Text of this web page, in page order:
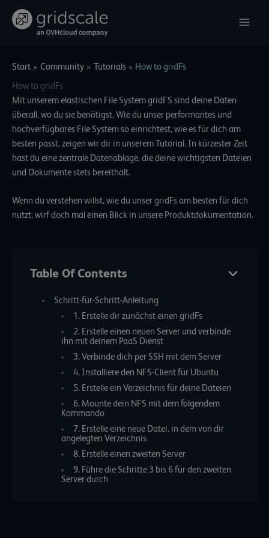
Inhalt
Start Community Tutorials
How to gridFs
How to gridFs
Mit unserem elastischen File System gridFS sind deine Daten
überall, wo du sie benötigst. Wie du unser performantes und
hochverfügbares File System so einrichtest, wie es für dich am
besten passt, zeigen wir dir in unserem Tutorial. In kürzester Zeit
hast du eine zentrale Datenablage, die deine wichtigsten Dateien
und Dokumente stets bereithält.
Wenn du verstehen willst, wie du unser gridFs am besten für dich
nutzt, wirf doch mal einen Blick in unsere Produktdokumentation.
Table Of Contents
Schritt-für-Schritt-Anleitung
1. Erstelle dir zunächst einen gridFs
2. Erstelle einen neuen Server und verbinde
ihn mit deinem PaaS Dienst
3. Verbinde dich per SSH mit dem Server
4. Installiere den NFS-Client für Ubuntu
5. Erstelle ein Verzeichnis für deine Dateien
6. Mounte dein NFS mit dem folgendem
Kommando
7. Erstelle eine neue Datei, in dem von dir
angelegten Verzeichnis
8. Erstelle einen zweiten Server
9. Führe die Schritte 3 bis 6 für den zweiten
Server durch